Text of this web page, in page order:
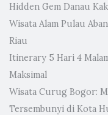
Hidden Gem Danau
Wisata Alam Pulau
Riau
Itinerary 5 Hari 4
Maksimal
Wisata Curug Bogor:
Tersembunyi di Kota